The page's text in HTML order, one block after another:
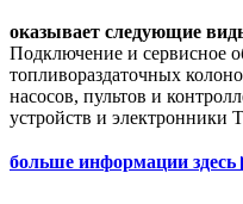
оказывает следующие
Подключение и сервисное
топливораздаточных
насосов, пультов и
устройств и электронники
больше информации здесь